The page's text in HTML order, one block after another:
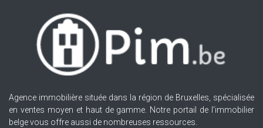
Agence immobilière située dans la région de Bruxelles, spécialisée
en ventes moyen et haut de gamme. Notre portail de l'immobilier
belge vous offre aussi de nombreuses ressources.